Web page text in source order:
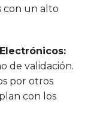
con un alto
de validación.
por otros
con los